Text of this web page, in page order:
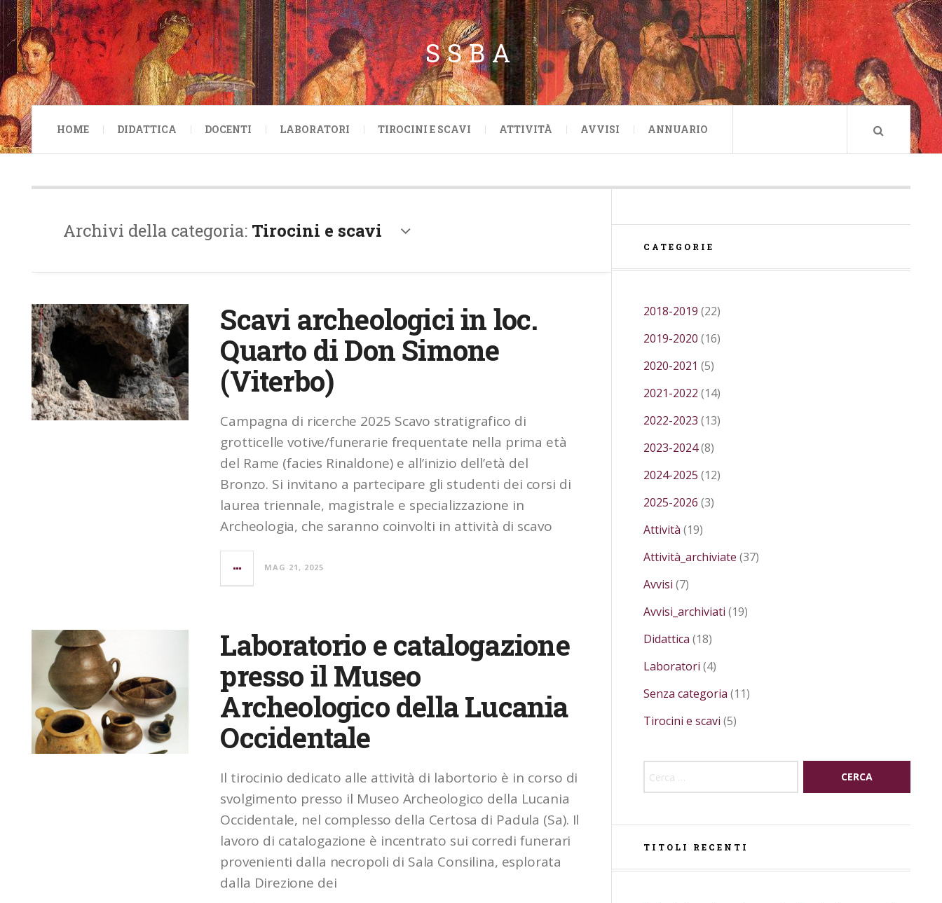
SSBA
HOME DIDATTICA DOCENTI LABORATORI TIROCINI E SCAVI ATTIVITÀ AVVISI ANNUARIO
Archivi della categoria: Tirocini e scavi
Scavi archeologici in loc.
Quarto di Don Simone
(Viterbo)
Campagna di ricerche 2025 Scavo stratigrafico di
grotticelle votive/funerarie frequentate nella prima età
del Rame (facies Rinaldone) e all’inizio dell’età del
Bronzo. Si invitano a partecipare gli studenti dei corsi di
laurea triennale, magistrale e specializzazione in
Archeologia, che saranno coinvolti in attività di scavo
MAG 21, 2025
Laboratorio e catalogazione
presso il Museo
Archeologico della Lucania
Occidentale
Il tirocinio dedicato alle attività di labortorio è in corso di
svolgimento presso il Museo Archeologico della Lucania
Occidentale, nel complesso della Certosa di Padula (Sa). Il
lavoro di catalogazione è incentrato sui corredi funerari
provenienti dalla necropoli di Sala Consilina, esplorata
dalla Direzione dei
CATEGORIE
2018-2019 (22)
2019-2020 (16)
2020-2021 (5)
2021-2022 (14)
2022-2023 (13)
2023-2024(8)
2024-2025 (12)
2025-2026 (3)
Attività (19)
Attività_archiviate (37)
Avvisi (7)
Avvisi_archiviati (19)
Didattica (18)
Laboratori (4)
Senza categoria (11)
Tirocini e scavi (5)
TITOLI RECENTI